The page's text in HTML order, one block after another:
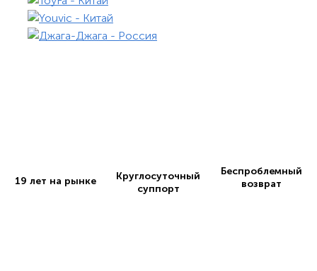
19 лет на рынке
Круглосуточный
суппорт
Беспроблемный
возврат